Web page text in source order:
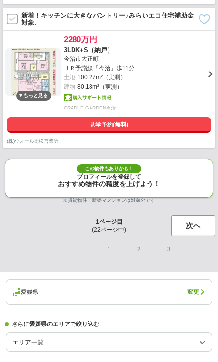
新着！キッチンに大きなパントリー♪みらいエコ住宅補助金
対象♪
2280万円
3LDK+S（納戸）
今治市大正町
ＪＲ予讃線「今治」歩11分
土地 100.27m²（実測）
建物 80.18m²（実測）
CRADLE GARDEN今治…
見学予約(無料)
(株)ウォール高松営業所
この物件もありかも！
プロフィールを登録して
おすすめ物件の精度を上げよう！
※賃貸物件・新築マンションは対象外です
1ページ目
(22ページ中) 次へ
1 2 3 …
愛媛県 変更
さらに愛媛県のエリアで絞り込む
エリア一覧